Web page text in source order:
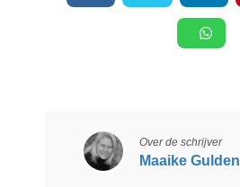
Over de schrijver
Maaike Gulden